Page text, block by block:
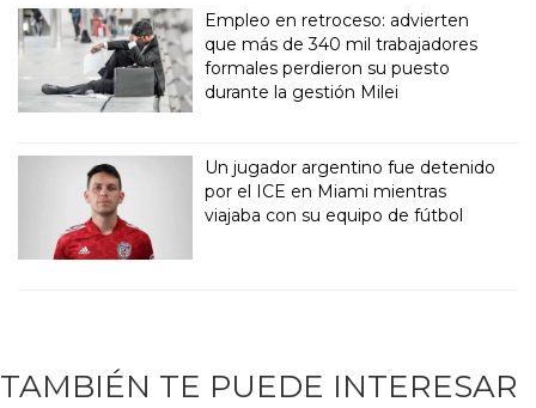
Empleo en retroceso: advierten
que más de 340 mil trabajadores
formales perdieron su puesto
durante la gestión Milei
Un jugador argentino fue detenido
por el ICE en Miami mientras
viajaba con su equipo de fútbol
TAMBIÉN TE PUEDE INTERESAR